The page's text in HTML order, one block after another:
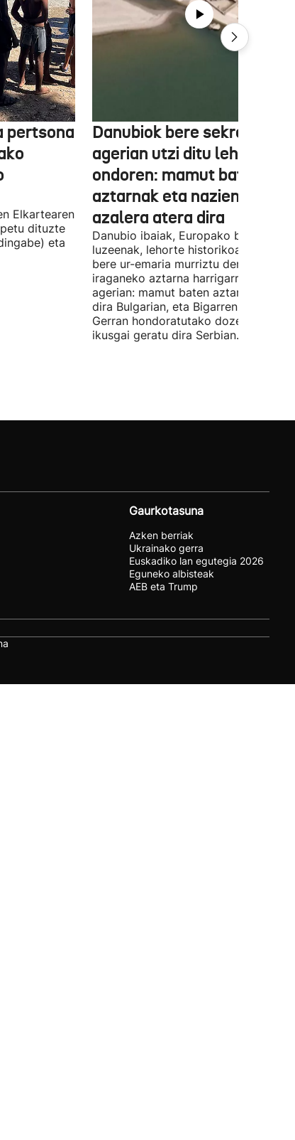
pertsona
Elkartearen
dituzte
eta
Danubiok bere sekretuak
agerian utzi ditu
ondoren: mamut baten
aztarnak eta nazien
azalera atera dira
Danubio ibaiak, Europako bigarren
luzeenak, lehorte historikoa bizi du,
bere ur-emaria murriztu denez,
iraganeko aztarna harrigarriak utzi
agerian: mamut baten aztarnak
dira Bulgarian, eta Bigarren Mundu
Gerran hondoratutako dozenaka
ikusgai geratu dira Serbian.
Gaurkotasuna
Azken berriak
Ukrainako gerra
Euskadiko lan egutegia 2026
Eguneko albisteak
AEB eta Trump